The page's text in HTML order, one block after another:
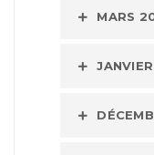
MARS